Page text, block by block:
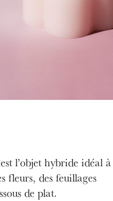
l’objet hybride idéal à
fleurs, des feuillages
de plat.